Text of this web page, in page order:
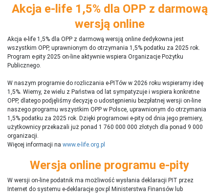
Akcja e-life 1,5% dla OPP z darmową
wersją online
Akcja e-life 1,5% dla OPP z darmową wersją online dedykowna jest
wszystkim OPP, uprawnionym do otrzymania 1,5% podatku za 2025 rok.
Program e-pity 2025 on-line aktywnie wspiera Organizacje Pożytku
Publicznego.
W naszym programie do rozliczania e-PITów w 2026 roku wspieramy ideę
1,5%. Wiemy, że wielu z Państwa od lat sympatyzuje i wspiera konkretne
OPP, dlatego podjęliśmy decyzję o udostępnieniu bezpłatnej wersji on-line
naszego programu wszystkim OPP w Polsce, uprawnionym do otrzymania
1,5% podatku za 2025 rok. Dzięki programowi e-pity od dnia jego premiery,
użytkownicy przekazali już ponad 1 760 000 000 złotych dla ponad 9 000
organizacji.
Więcej informacji na www.e-life.org.pl
Wersja online programu e-pity
W wersji on-line podatnik ma możliwość wysłania deklaracji PIT przez
Internet do systemu e-deklaracje.gov.pl Ministerstwa Finansów lub